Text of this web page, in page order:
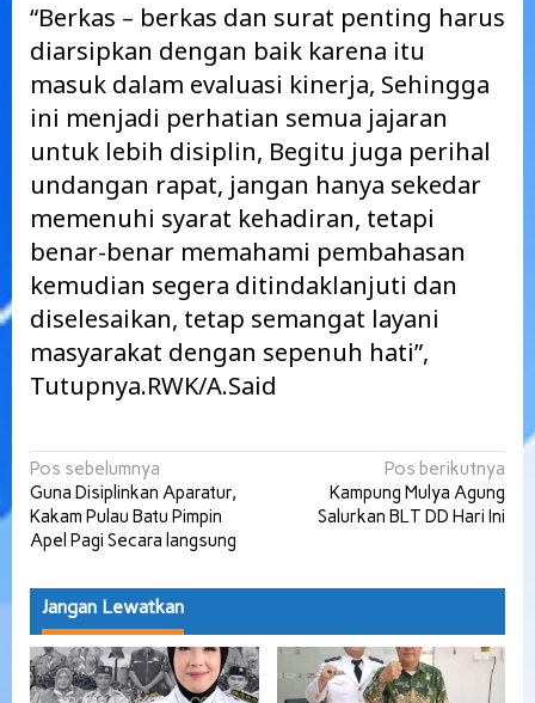
“Berkas – berkas dan surat penting harus
diarsipkan dengan baik karena itu
masuk dalam evaluasi kinerja, Sehingga
ini menjadi perhatian semua jajaran
untuk lebih disiplin, Begitu juga perihal
undangan rapat, jangan hanya sekedar
memenuhi syarat kehadiran, tetapi
benar-benar memahami pembahasan
kemudian segera ditindaklanjuti dan
diselesaikan, tetap semangat layani
masyarakat dengan sepenuh hati”,
Tutupnya.RWK/A.Said
Navigasi
pos
Pos sebelumnya
Guna Disiplinkan Aparatur,
Kakam Pulau Batu Pimpin
Apel Pagi Secara langsung
Pos berikutnya
Kampung Mulya Agung
Salurkan BLT DD Hari Ini
Jangan Lewatkan